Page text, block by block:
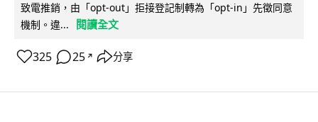
致電推銷，由「opt-out」拒接登記制轉為「opt-in」先徵同意
機制。違...
閱讀全文
325 25 ↗ 分享